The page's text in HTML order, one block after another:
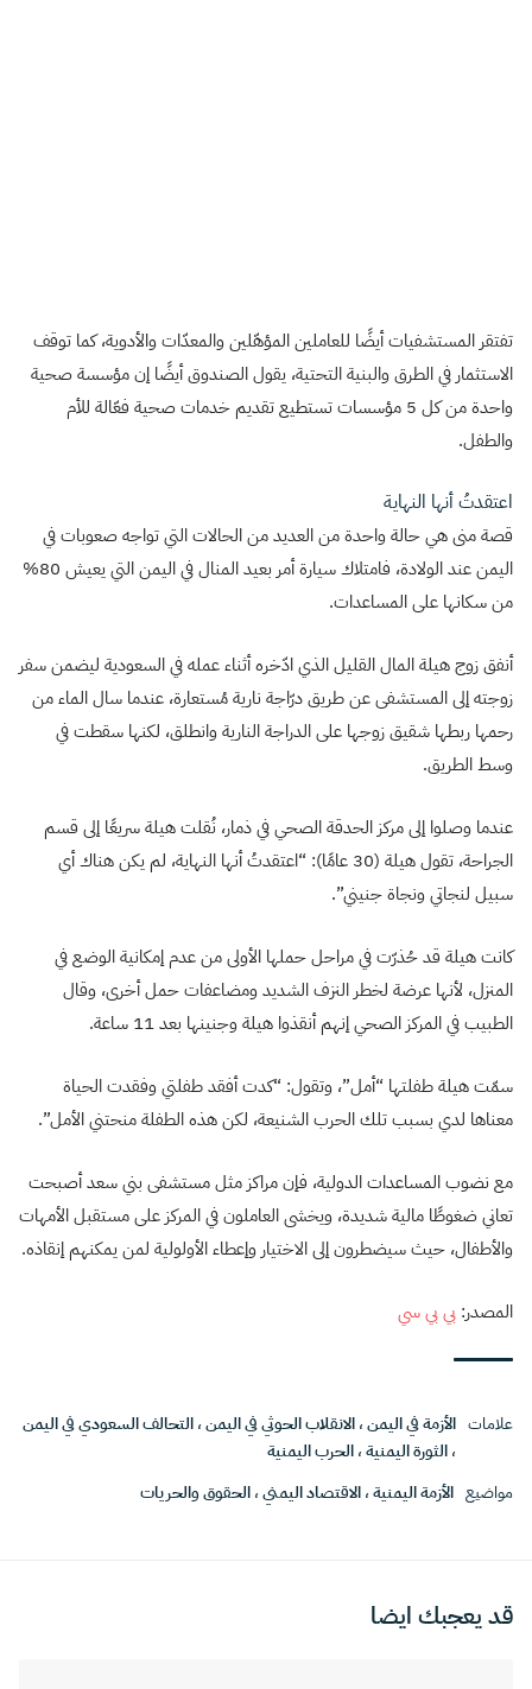
تفتقر المستشفيات أيضًا للعاملين المؤهّلين والمعدّات والأدوية، كما توقف
الاستثمار في الطرق والبنية التحتية، يقول الصندوق أيضًا إن مؤسسة صحية
واحدة من كل 5 مؤسسات تستطيع تقديم خدمات صحية فعّالة للأم
والطفل.
اعتقدتُ أنها النهاية
قصة منى هي حالة واحدة من العديد من الحالات التي تواجه صعوبات في
اليمن عند الولادة، فامتلاك سيارة أمر بعيد المنال في اليمن التي يعيش 80%
من سكانها على المساعدات.
أنفق زوج هيلة المال القليل الذي ادّخره أثناء عمله في السعودية ليضمن سفر
زوجته إلى المستشفى عن طريق درّاجة نارية مُستعارة، عندما سال الماء من
رحمها ربطها شقيق زوجها على الدراجة النارية وانطلق، لكنها سقطت في
وسط الطريق.
عندما وصلوا إلى مركز الحدقة الصحي في ذمار، نُقلت هيلة سريعًا إلى قسم
الجراحة، تقول هيلة (30 عامًا): “اعتقدتُ أنها النهاية، لم يكن هناك أي
سبيل لنجاتي ونجاة جنيني”.
كانت هيلة قد حُذرّت في مراحل حملها الأولى من عدم إمكانية الوضع في
المنزل، لأنها عرضة لخطر النزف الشديد ومضاعفات حمل أخرى، وقال
الطبيب في المركز الصحي إنهم أنقذوا هيلة وجنينها بعد 11 ساعة.
سمّت هيلة طفلتها “أمل”، وتقول: “كدت أفقد طفلتي وفقدت الحياة
معناها لدي بسبب تلك الحرب الشنيعة، لكن هذه الطفلة منحتني الأمل”.
مع نضوب المساعدات الدولية، فإن مراكز مثل مستشفى بني سعد أصبحت
تعاني ضغوطًا مالية شديدة، ويخشى العاملون في المركز على مستقبل الأمهات
والأطفال، حيث سيضطرون إلى الاختيار وإعطاء الأولولية لمن يمكنهم إنقاذه.
المصدر: بي بي سي
علامات الأزمة في اليمن،الانقلاب الحوثي في اليمن،التحالف السعودي في اليمن
،الثورة اليمنية،الحرب اليمنية
مواضيع الأزمة اليمنية،الاقتصاد اليمني،الحقوق والحريات
قد يعجبك ايضا